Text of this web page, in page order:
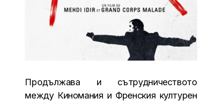
Продължава и сътрудничеството
между Киномания и Френския културен